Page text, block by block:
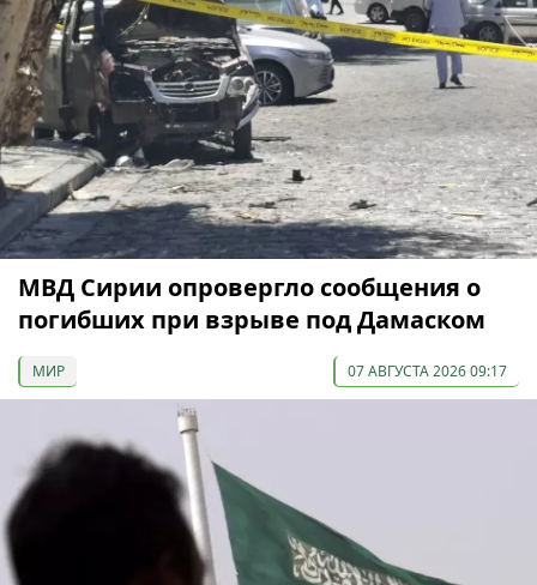
МВД Сирии опровергло сообщения о
погибших при взрыве под Дамаском
МИР 07 АВГУСТА 2026 09:17